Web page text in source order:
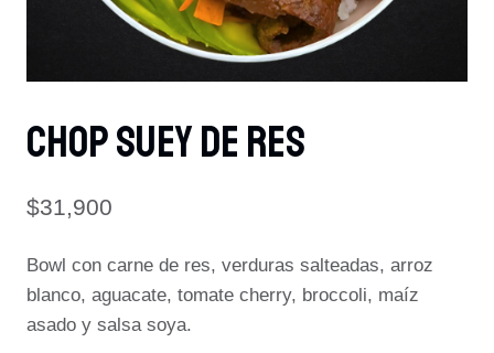
CHOP SUEY DE RES
$31,900
Bowl con carne de res, verduras salteadas, arroz
blanco, aguacate, tomate cherry, broccoli, maíz
asado y salsa soya.